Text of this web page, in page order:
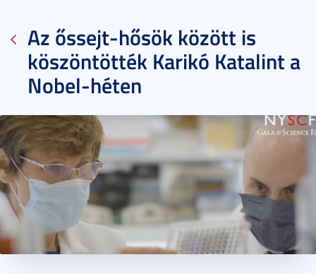
Az őssejt-hősök között is
köszöntötték Karikó Katalint a
Nobel-héten